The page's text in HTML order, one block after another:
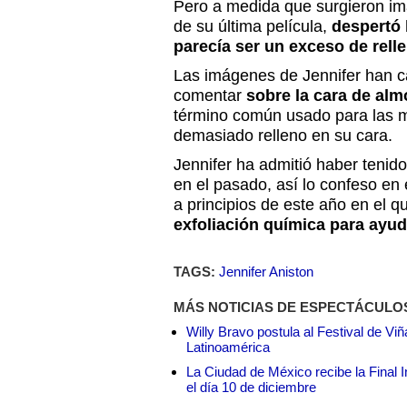
Pero a medida que surgieron
de su última película, despertó
parecía ser un exceso de
Las imágenes de Jennifer han
comentar sobre la cara de
término común usado para las
demasiado relleno en su cara.
Jennifer ha admitió haber
en el pasado, así lo confeso
a principios de este año en el
exfoliación química para
TAGS: Jennifer Aniston
MÁS NOTICIAS DE
Willy Bravo postula al Festival de
Latinoamérica
La Ciudad de México recibe la Final
el día 10 de diciembre